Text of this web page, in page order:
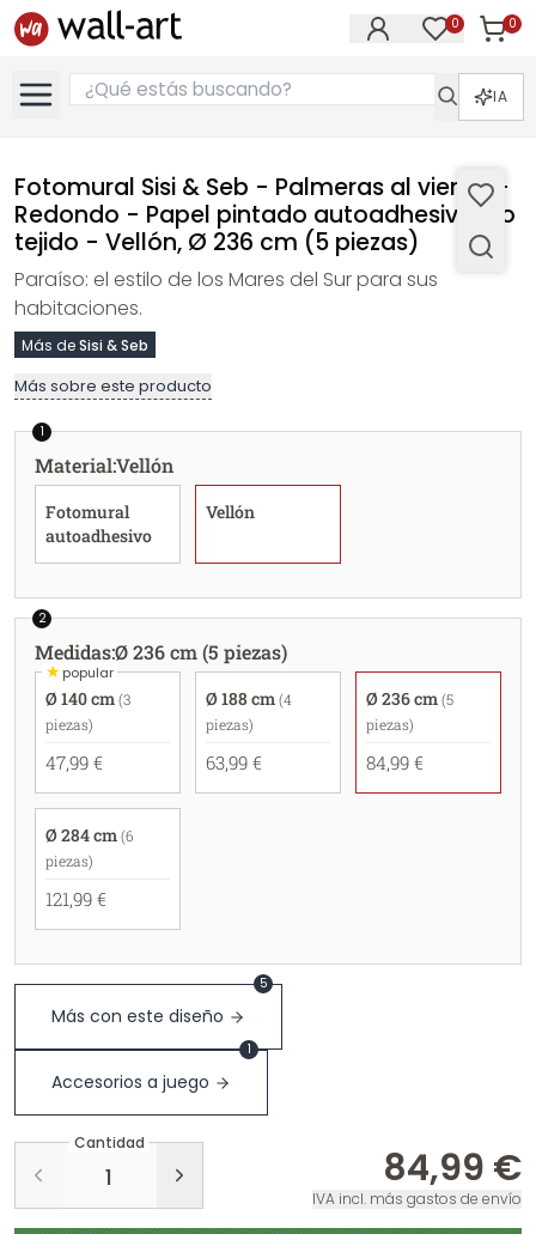
0 0
IA
Fotomural Sisi & Seb - Palmeras al viento -
Redondo - Papel pintado autoadhesivo/no
tejido - Vellón, Ø 236 cm (5 piezas)
Paraíso: el estilo de los Mares del Sur para sus
habitaciones.
Más deSisi & Seb
Más sobre este producto
1
Material:Vellón
Fotomural
autoadhesivo
Vellón
2
Medidas:Ø 236 cm (5 piezas)
★popular
Ø 140 cm (3
piezas)
47,99 €
Ø 188 cm (4
piezas)
63,99 €
Ø 236 cm (5
piezas)
84,99 €
Ø 284 cm (6
piezas)
121,99 €
Más con este diseño
5
Accesorios a juego
1
Cantidad
84,99 €
IVA incl. más gastos de envío